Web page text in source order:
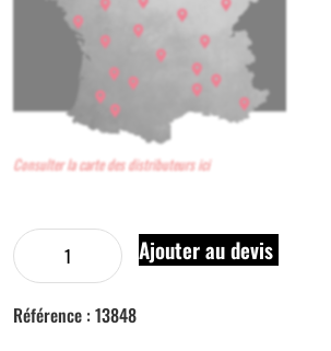
Consulter la carte des distributeurs ici
Ajouter au devis
Référence : 13848